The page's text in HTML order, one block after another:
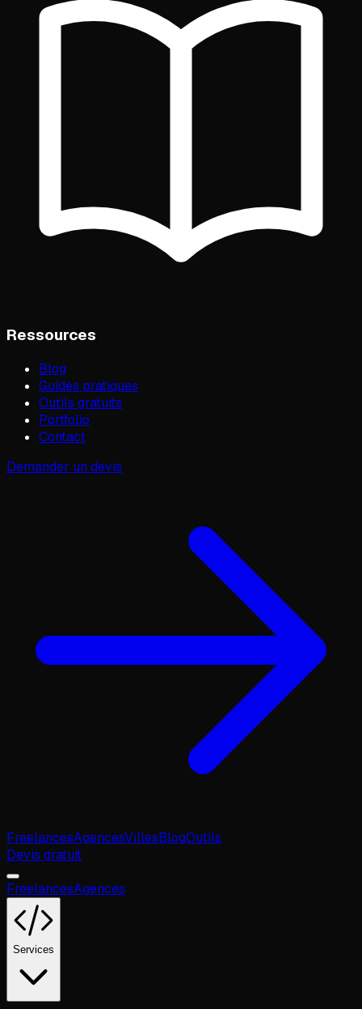
Ressources
Blog
Guides pratiques
Outils gratuits
Portfolio
Contact
Demander un devis
FreelancesAgencesVillesBlogOutils
Devis gratuit
FreelancesAgences
Services